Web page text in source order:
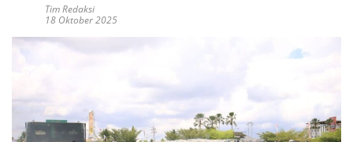
Tim Redaksi
18 Oktober 2025